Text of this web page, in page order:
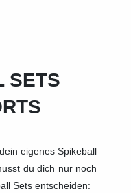
SETS
eigenes Spikeball
du dich nur noch
Sets entscheiden: